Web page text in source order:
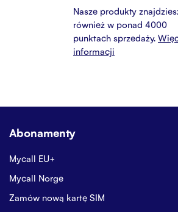
Nasze produkty
również w ponad 4000
punktach sprzedaży.
informacji
Abonamenty
Mycall EU+
Mycall Norge
Zamów nową kartę SIM